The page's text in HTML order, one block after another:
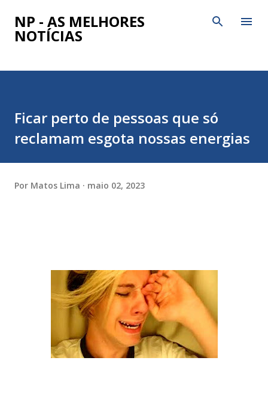
Pular para o conteúdo principal
NP - AS MELHORES
NOTÍCIAS
Ficar perto de pessoas que só
reclamam esgota nossas energias
Por Matos Lima maio 02, 2023